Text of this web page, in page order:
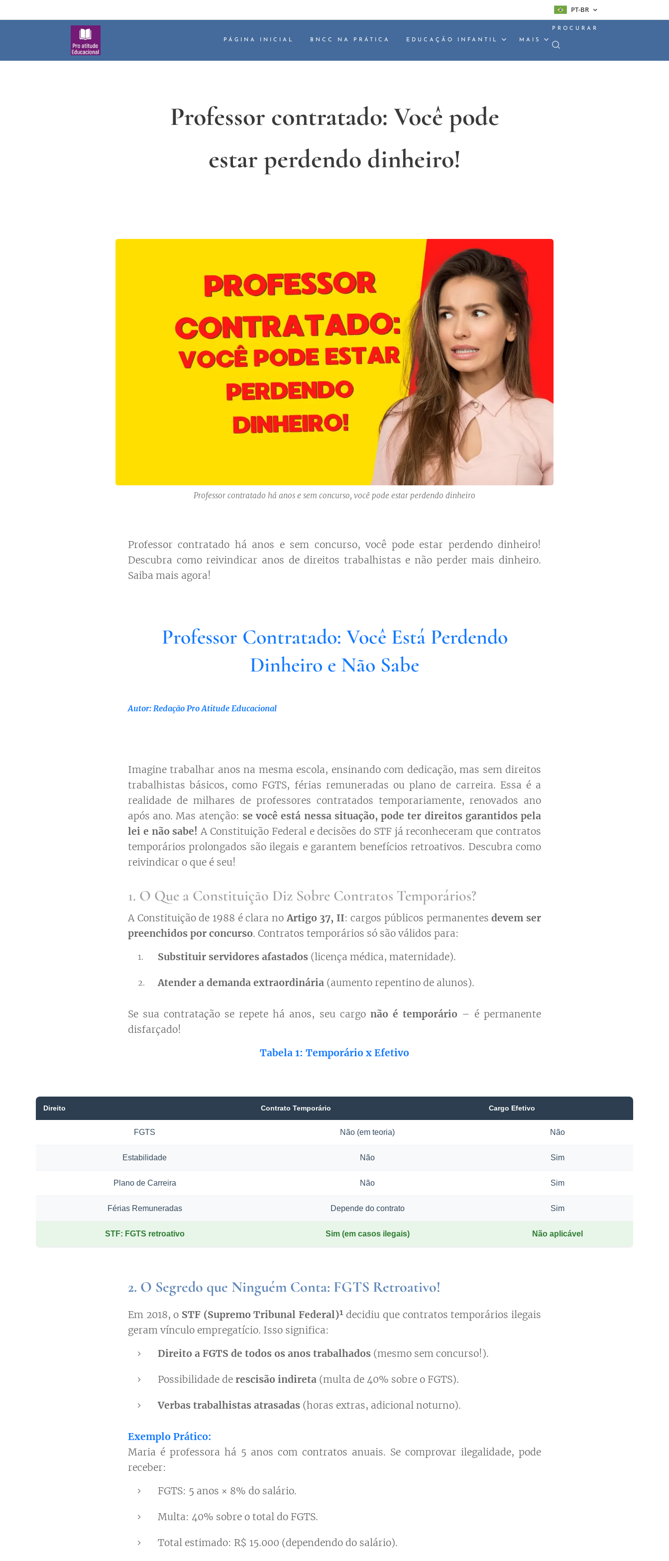
PT-BR
PÁGINA INICIAL BNCC NA PRÁTICA EDUCAÇÃO INFANTIL MAIS
PROCURAR
Professor contratado: Você pode
estar perdendo dinheiro!
Professor contratado há anos e sem concurso, você pode estar perdendo dinheiro
Professor contratado há anos e sem concurso, você pode estar perdendo dinheiro!
Descubra como reivindicar anos de direitos trabalhistas e não perder mais dinheiro.
Saiba mais agora!
Professor Contratado: Você Está Perdendo
Dinheiro e Não Sabe
Autor: Redação Pro Atitude Educacional
Imagine trabalhar anos na mesma escola, ensinando com dedicação, mas sem direitos
trabalhistas básicos, como FGTS, férias remuneradas ou plano de carreira. Essa é a
realidade de milhares de professores contratados temporariamente, renovados ano
após ano. Mas atenção: se você está nessa situação, pode ter direitos garantidos pela
lei e não sabe! A Constituição Federal e decisões do STF já reconheceram que contratos
temporários prolongados são ilegais e garantem benefícios retroativos. Descubra como
reivindicar o que é seu!
1. O Que a Constituição Diz Sobre Contratos Temporários?
A Constituição de 1988 é clara noArtigo 37, II: cargos públicos permanentesdevem ser
preenchidos por concurso. Contratos temporários só são válidos para:
Substituir servidores afastados (licença médica, maternidade).
Atender a demanda extraordinária (aumento repentino de alunos).
Se sua contratação se repete há anos, seu cargo não é temporário– é permanente
disfarçado!
Tabela 1: Temporário x Efetivo
Direito Contrato Temporário Cargo Efetivo
FGTS Não (em teoria) Não
Estabilidade Não Sim
Plano de Carreira Não Sim
Férias Remuneradas Depende do contrato Sim
STF: FGTS retroativo Sim(em casos ilegais) Não aplicável
2. O Segredo que Ninguém Conta: FGTS Retroativo!
Em 2018, o STF (Supremo Tribunal Federal)¹decidiu que contratos temporários ilegais
geram vínculo empregatício. Isso significa:
Direito a FGTS de todos os anos trabalhados (mesmo sem concurso!).
Possibilidade de rescisão indireta (multa de 40% sobre o FGTS).
Verbas trabalhistas atrasadas (horas extras, adicional noturno).
Exemplo Prático:
Maria é professora há 5 anos com contratos anuais. Se comprovar ilegalidade, pode
receber:
FGTS: 5 anos × 8% do salário.
Multa: 40% sobre o total do FGTS.
Total estimado: R$ 15.000 (dependendo do salário).